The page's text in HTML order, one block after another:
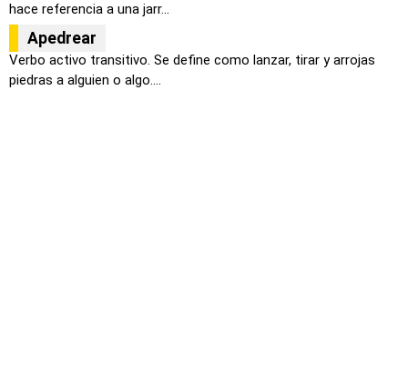
hace referencia a una jarr...
Apedrear
Verbo activo transitivo. Se define como lanzar, tirar y arrojas
piedras a alguien o algo....